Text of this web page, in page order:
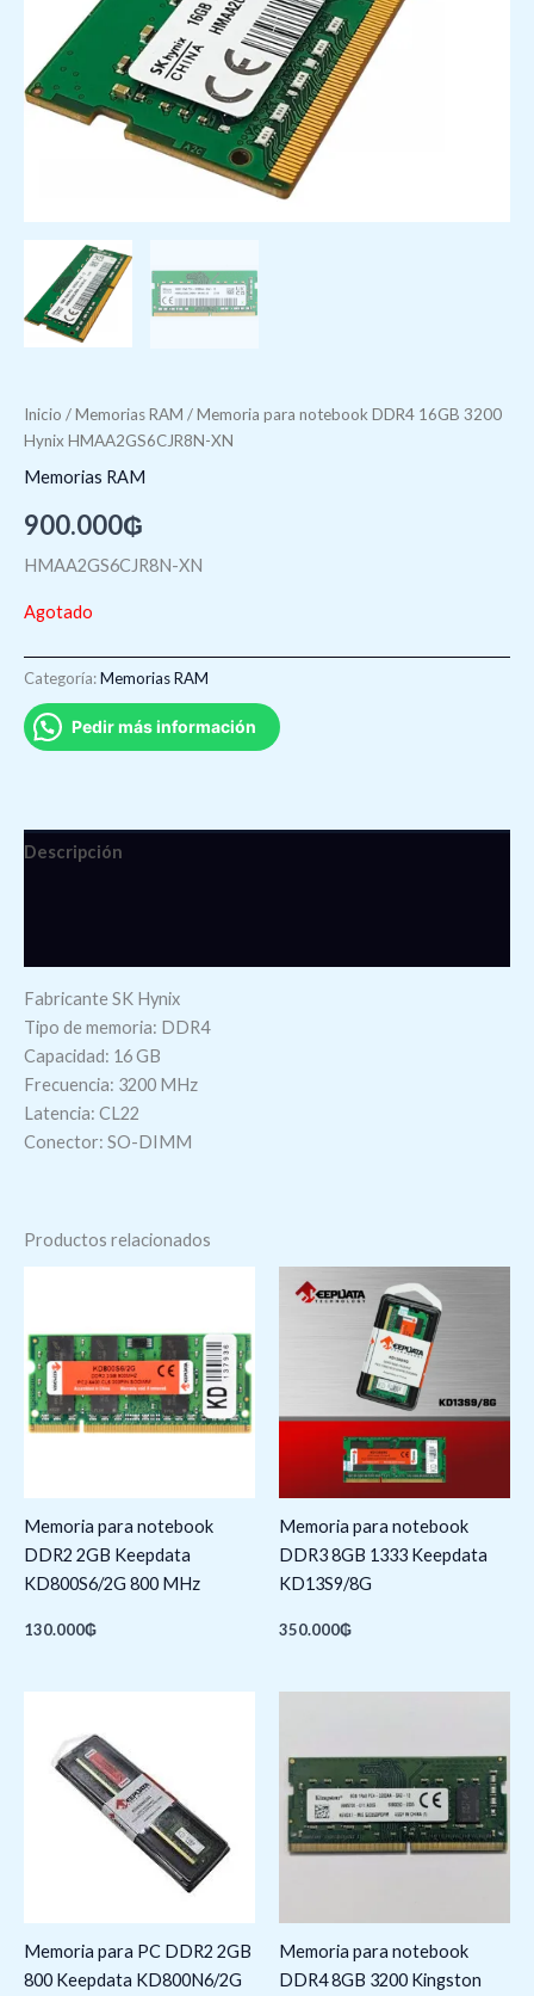
Inicio /Memorias RAM / Memoria para notebook DDR4 16GB 3200
Hynix HMAA2GS6CJR8N-XN
Memorias RAM
900.000₲
HMAA2GS6CJR8N-XN
Agotado
Categoría:Memorias RAM
Pedir más información
Descripción
Fabricante SK Hynix
Tipo de memoria: DDR4
Capacidad: 16 GB
Frecuencia: 3200 MHz
Latencia: CL22
Conector: SO-DIMM
Productos relacionados
Memoria para notebook
DDR2 2GB Keepdata
KD800S6/2G 800 MHz
130.000₲
Memoria para notebook
DDR3 8GB 1333 Keepdata
KD13S9/8G
350.000₲
Memoria para PC DDR2 2GB
800 Keepdata KD800N6/2G
Memoria para notebook
DDR4 8GB 3200 Kingston